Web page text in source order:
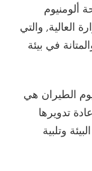
ألومنيوم
العالية, والتي
في بيئة
الطيران هي
تدويرها
وتلبية